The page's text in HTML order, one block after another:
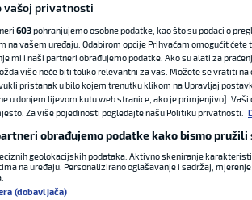
na
prozvao
4 komentara
vašoj privatnosti
603pohranjujemo osobne podatke, kao što su podaci o
na vašem uređaju. Odabirom opcije Prihvaćam omogućit
mi i naši partneri obrađujemo podatke. Ako su alati za
više neće biti toliko relevantni za vas. Možete se vratiti
pristanak u bilo kojem trenutku klikom na Upravljaj
u donjem lijevom kutu web stranice, ako je primjenjivo].
Za više pojedinosti pogledajte našu Politiku privatnosti.
obrađujemo podatke kako bismo pružili
geolokacijskih podataka. Aktivno skeniranje
na uređaju. Personalizirano oglašavanje i sadržaj,
(dobavljača)